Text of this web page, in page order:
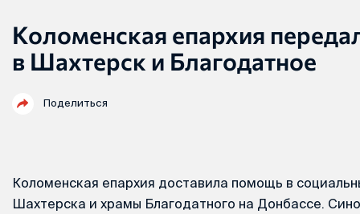
Коломенская епархия
в Шахтерск и Благодатное
Поделиться
Коломенская епархия доставила помощь в
Шахтерска и храмы Благодатного на Донбассе.